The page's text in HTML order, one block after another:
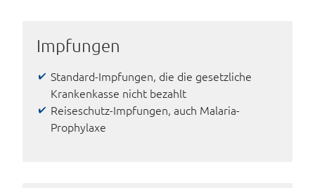
Impfungen
Standard-Impfungen, die die gesetzliche
Krankenkasse nicht bezahlt
Reiseschutz-Impfungen, auch Malaria-
Prophylaxe